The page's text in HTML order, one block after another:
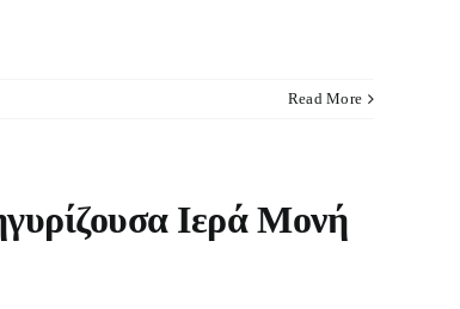
Read More
Ιερά Μονή